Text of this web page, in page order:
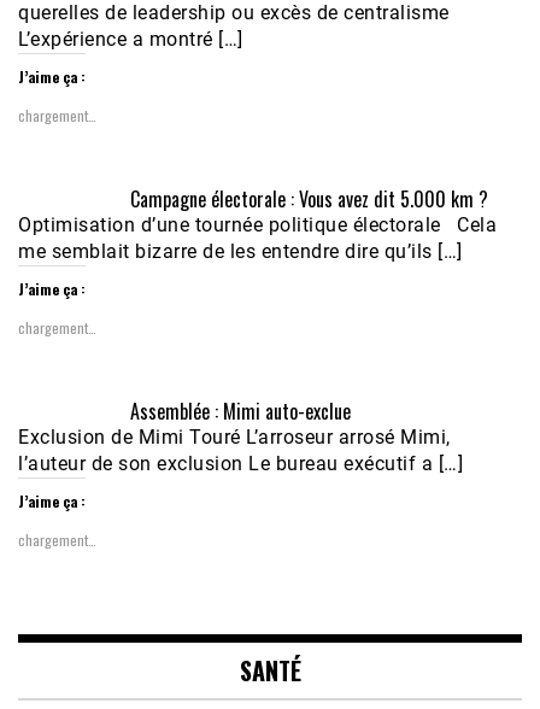
querelles de leadership ou excès de centralisme
L’expérience a montré […]
J’aime ça :
chargement…
Campagne électorale : Vous avez dit 5.000 km ?
Optimisation d’une tournée politique électorale Cela
me semblait bizarre de les entendre dire qu’ils […]
J’aime ça :
chargement…
Assemblée : Mimi auto-exclue
Exclusion de Mimi Touré L’arroseur arrosé Mimi,
l’auteur de son exclusion Le bureau exécutif a […]
J’aime ça :
chargement…
SANTÉ